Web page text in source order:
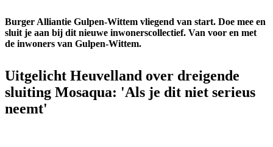
Burger Alliantie Gulpen-Wittem vliegend van start. Doe mee en
sluit je aan bij dit nieuwe inwonerscollectief. Van voor en met
de inwoners van Gulpen-Wittem.
Uitgelicht Heuvelland over dreigende
sluiting Mosaqua: 'Als je dit niet serieus
neemt'